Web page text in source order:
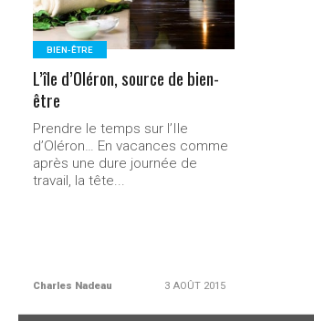
BIEN-ÊTRE
L’île d’0léron, source de bien-
être
Prendre le temps sur l’Ile
d’Oléron… En vacances comme
après une dure journée de
travail, la tête...
Charles Nadeau 3 AOÛT 2015